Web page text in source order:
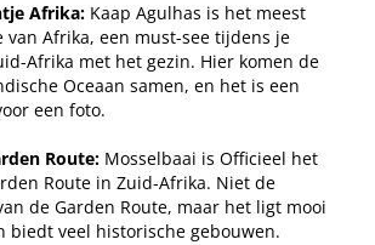
Afrika: Kaap Agulhas is het meest
Afrika, een must-see tijdens je
Afrika met het gezin. Hier komen de
Oceaan samen, en het is een
een foto.
Route: Mosselbaai is Officieel het
Route in Zuid-Afrika. Niet de
de Garden Route, maar het ligt mooi
biedt veel historische gebouwen.